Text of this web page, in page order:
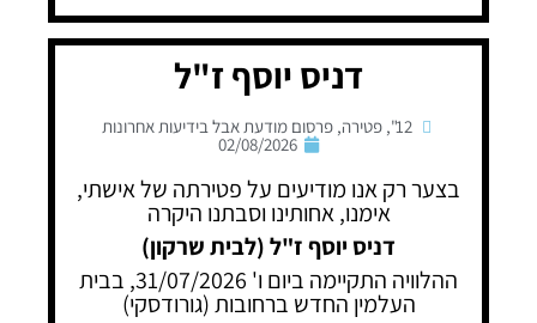
דניס יוסף ז"ל
12"
, פטירה, פרסום מודעת אבל בידיעות אחרונות
02/08/2026
בצער רק אנו מודיעים על פטירתה של אישתי,
אימנו, אחותינו וסבתנו היקרה
דניס יוסף ז"ל (לבית שרקון)
ההלוויה התקיימה ביום ו' 31/07/2026, בבית
העלמין החדש ברחובות (גורודסקי)